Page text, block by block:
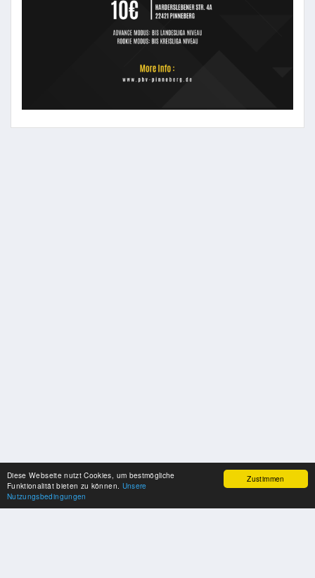
Zustimmen
Diese Webseite nutzt Cookies, um bestmögliche
Funktionalität bieten zu können. Unsere
Nutzungsbedingungen